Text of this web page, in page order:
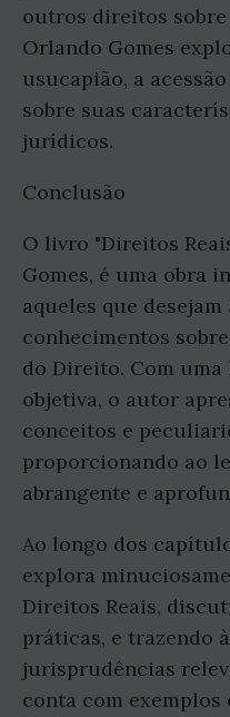
outros direitos
Orlando Gomes
usucapião, a
sobre suas
jurídicos.
Conclusão
O livro "Direitos
Gomes, é uma obra
aqueles que
conhecimentos
do Direito. Com
objetiva, o autor
conceitos e
proporcionando ao
abrangente e
Ao longo dos
explora
Direitos Reais,
práticas, e trazendo
jurisprudências
conta com exemplos